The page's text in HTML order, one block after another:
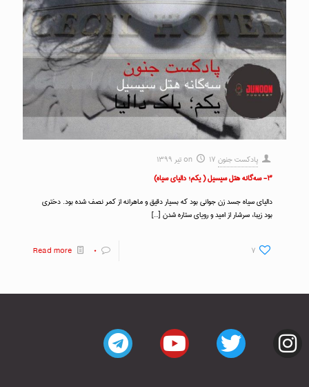
پادکست جنون on
۱۷ تیر ۱۳۹۹
۳- سه‌گانه هتل سیسیل ( یکم؛ دالیای سیاه)
دالیای سیاه جسد زن جوانی بود که بسیار دقیق و ماهرانه از کمر نصف شده بود. دختری
بود زیبا، سرشار از امید و رویای ستاره شدن […]
۷ ۰ Read more